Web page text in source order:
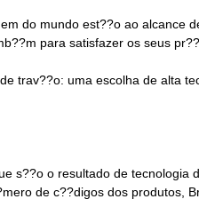
do mundo est??o ao alcance
para satisfazer os seus
trav??o: uma escolha de alta
s??o o resultado de
de c??digos dos produtos,